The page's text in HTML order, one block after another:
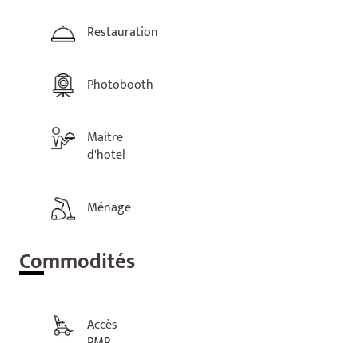
Restauration
Photobooth
Maitre
d'hotel
Ménage
Commodités
Accès